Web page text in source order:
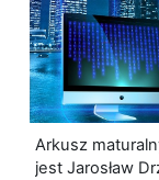
Arkusz
jest Jarosław